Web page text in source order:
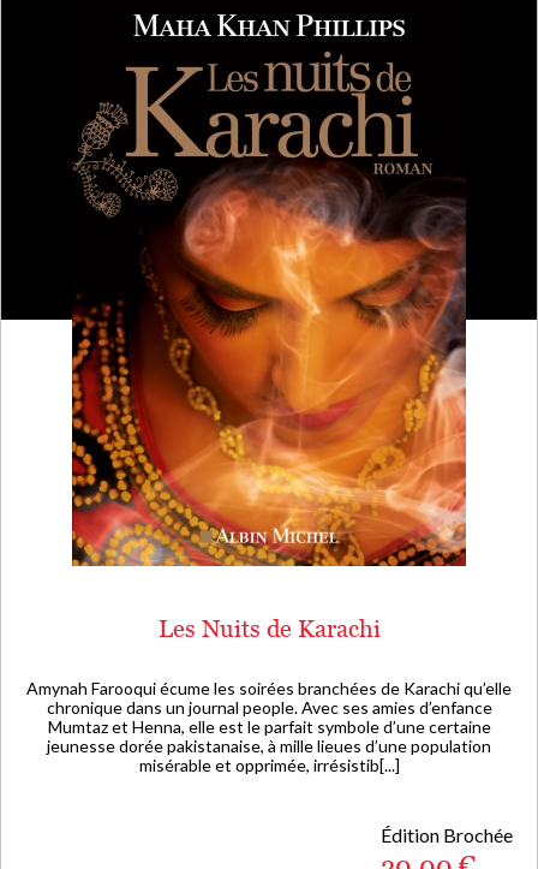
Les Nuits de Karachi
Amynah Farooqui écume les soirées branchées de Karachi qu’elle
chronique dans un journal people. Avec ses amies d’enfance
Mumtaz et Henna, elle est le parfait symbole d’une certaine
jeunesse dorée pakistanaise, à mille lieues d’une population
misérable et opprimée, irrésistib[...]
Édition Brochée